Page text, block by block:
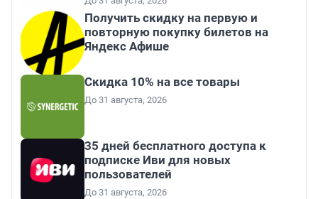
Получить скидку на первую и
повторную покупку билетов на
Яндекс Афише
Скидка 10% на все товары
До 31 августа, 2026
35 дней бесплатного доступа к
подписке Иви для новых
пользователей
До 31 августа, 2026